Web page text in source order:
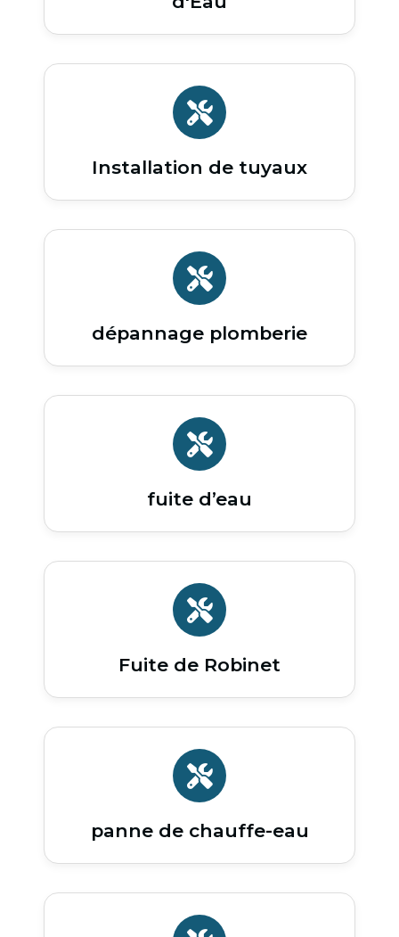
Installation de tuyaux
dépannage plomberie
fuite d’eau
Fuite de Robinet
panne de chauffe-eau